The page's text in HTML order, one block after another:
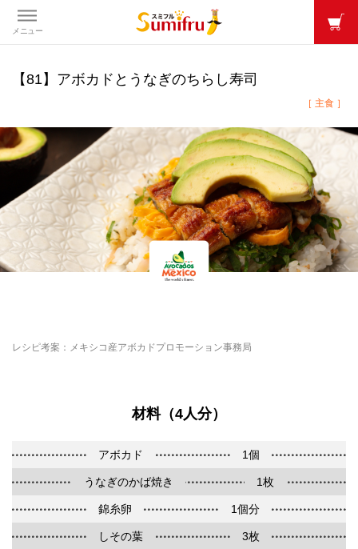
メニュー
【81】アボカドとうなぎのちらし寿司
［ 主食 ］
レシピ考案：メキシコ産アボカドプロモーション事務局
材料（4人分）
アボカド 1個
うなぎのかば焼き 1枚
錦糸卵 1個分
しその葉 3枚